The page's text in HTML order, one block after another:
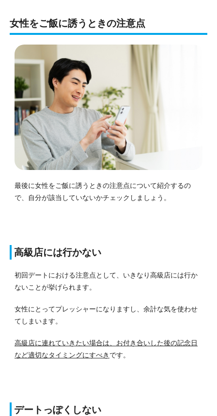
女性をご飯に誘うときの注意点
最後に女性をご飯に誘うときの注意点について紹介するの
で、自分が該当していないかチェックしましょう。
高級店には行かない
初回デートにおける注意点として、いきなり高級店には行か
ないことが挙げられます。
女性にとってプレッシャーになりますし、余計な気を使わせ
てしまいます。
高級店に連れていきたい場合は、お付き合いした後の記念日
など適切なタイミングにすべき です。
デートっぽくしない